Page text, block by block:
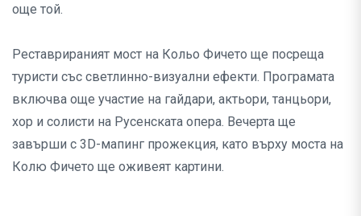
още той.
Реставрираният мост на Кольо Фичето ще посреща
туристи със светлинно-визуални ефекти. Програмата
включва още участие на гайдари, актьори, танцьори,
хор и солисти на Русенската опера. Вечерта ще
завърши с 3D-мапинг прожекция, като върху моста на
Колю Фичето ще оживеят картини.